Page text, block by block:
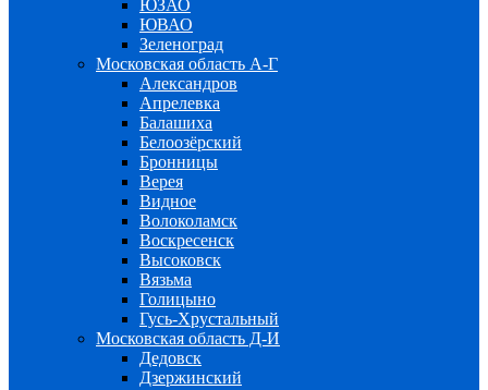
ЮЗАО
ЮВАО
Зеленоград
Московская область А-Г
Александров
Апрелевка
Балашиха
Белоозёрский
Бронницы
Верея
Видное
Волоколамск
Воскресенск
Высоковск
Вязьма
Голицыно
Гусь-Хрустальный
Московская область Д-И
Дедовск
Дзержинский